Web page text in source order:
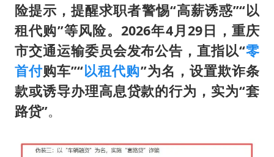
险提示，提醒求职者警惕“高薪诱惑”“以
租代购”等风险。2026年4月29日，重庆
市交通运输委员会发布公告，直指以“零
首付购车”“以租代购”为名，设置欺诈条
款或诱导办理高息贷款的行为，实为“套
路贷”。